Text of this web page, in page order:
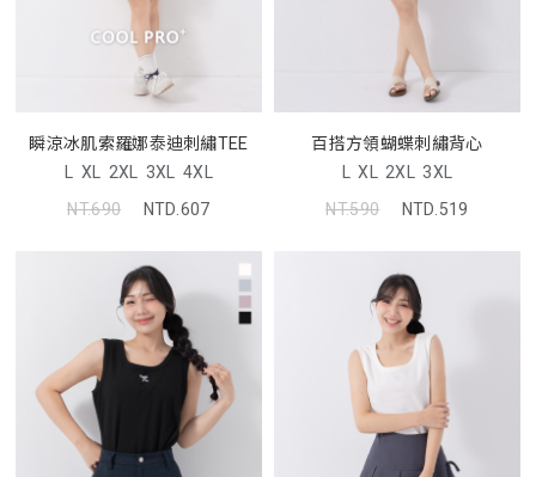
瞬涼冰肌索羅娜泰迪刺繡TEE
L XL 2XL 3XL 4XL
NT.690
NTD.607
百搭方領蝴蝶刺繡背心
L XL 2XL 3XL
NT.590
NTD.519